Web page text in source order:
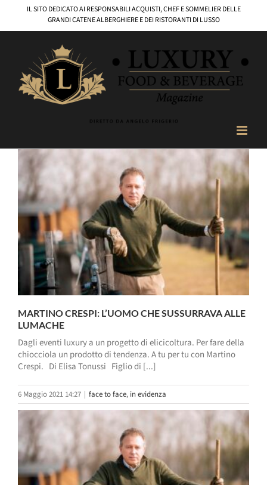
contenuto
IL SITO DEDICATO AI RESPONSABILI ACQUISTI, CHEF E SOMMELIER DELLE
GRANDI CATENE ALBERGHIERE E DEI RISTORANTI DI LUSSO
MARTINO CRESPI: L’UOMO CHE SUSSURRAVA ALLE
LUMACHE
Dagli eventi luxury a un progetto di elicicoltura. Per fare della
chiocciola un prodotto di tendenza. A tu per tu con Martino
Crespi. Di Elisa Tonussi Figlio di [...]
6 Maggio 2021 14:27 | face to face, in evidenza